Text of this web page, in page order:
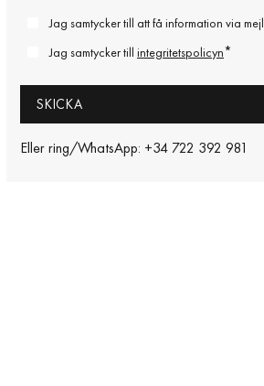
Jag samtycker till att få information via mejl
Jag samtycker till integritetspolicyn*
Eller ring/WhatsApp: +34 722 392 981